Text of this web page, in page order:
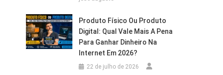
Produto Físico Ou Produto
Digital: Qual Vale Mais A Pena
Para Ganhar Dinheiro Na
Internet Em 2026?
22 de julho de 2026